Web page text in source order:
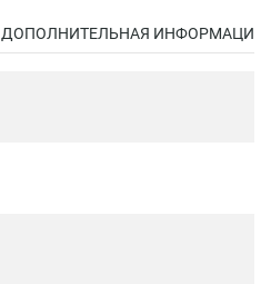
ДОПОЛНИТЕЛЬНАЯ ИНФОРМАЦИЯ